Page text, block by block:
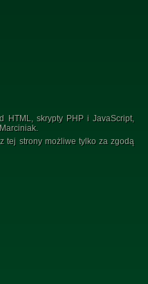
HTML, skrypty PHP i JavaScript,
tej strony możliwe tylko za zgodą